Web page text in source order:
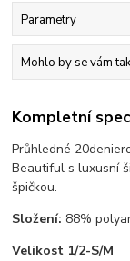
Parametry
Mohlo by se vám
Kompletní
Průhledné
Beautiful s luxusní
špičkou.
Složení: 88%
Velikost 1/2-S/M